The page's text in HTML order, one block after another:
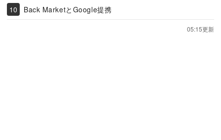
Back MarketとGoogle提携
05:15更新